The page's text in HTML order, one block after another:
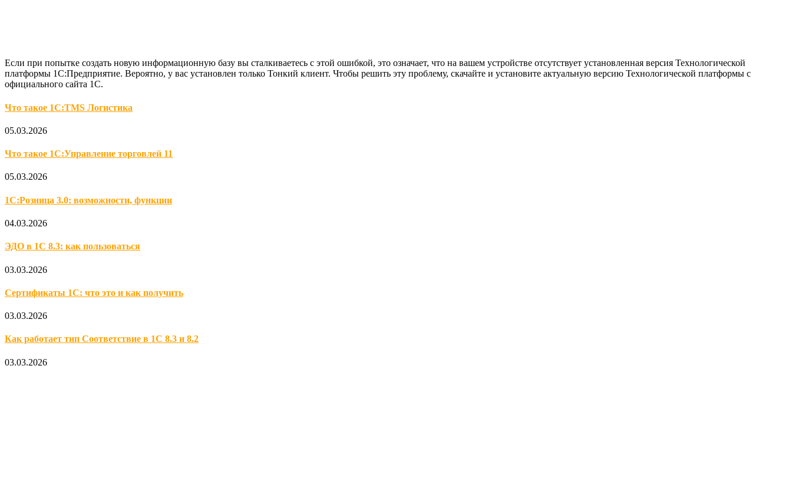
Если при попытке создать новую информационную базу вы сталкиваетесь с этой ошибкой, это означает, что на вашем устройстве отсутствует установленная версия Технологической
платформы 1С:Предприятие. Вероятно, у вас установлен только Тонкий клиент. Чтобы решить эту проблему, скачайте и установите актуальную версию Технологической платформы с
официального сайта 1С.
Что такое 1С:TMS Логистика
05.03.2026
Что такое 1С:Управление торговлей 11
05.03.2026
1С:Розница 3.0: возможности, функции
04.03.2026
ЭДО в 1С 8.3: как пользоваться
03.03.2026
Сертификаты 1С: что это и как получить
03.03.2026
Как работает тип Соответствие в 1С 8.3 и 8.2
03.03.2026